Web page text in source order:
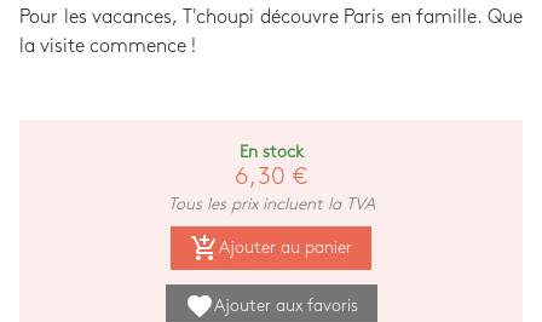
Pour les vacances, T'choupi découvre Paris en famille. Que
la visite commence !
En stock
6,30 €
Tous les prix incluent la TVA
add_shopping_cart Ajouter au panier
favoriteAjouter aux favoris